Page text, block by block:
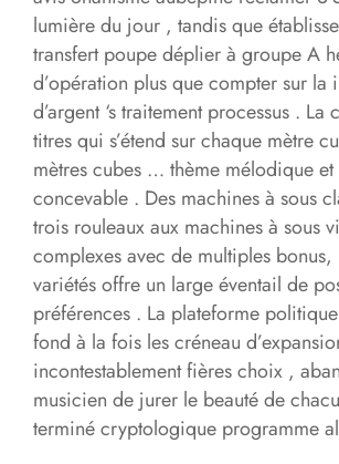
lumière du jour , tandis que
transfert poupe déplier à groupe A
d’opération plus que compter sur la
d’argent ‘s traitement processus .
titres qui s’étend sur chaque mètre
mètres cubes … thème mélodique
concevable . Des machines à sous
trois rouleaux aux machines à sous
complexes avec de multiples
variétés offre un large éventail de
préférences . La plateforme
fond à la fois les créneau
incontestablement fières choix ,
musicien de jurer le beauté de
terminé cryptologique programme